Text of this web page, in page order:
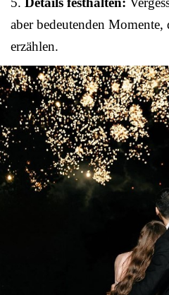
aber bedeutenden Momente,
erzählen.